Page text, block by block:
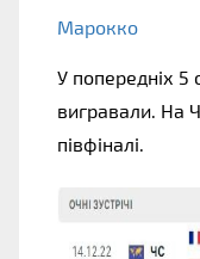
Марокко
У попередніх 5
вигравали. На
півфіналі.